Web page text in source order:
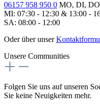
06157 958 950 0 MO, DI,
MI: 07:30 - 12:30 & 13:00 -
SA: 08:00 - 12:00
Oder über unser
Unsere Communities
Folgen Sie uns auf unseren
Sie keine Neuigkeiten mehr.